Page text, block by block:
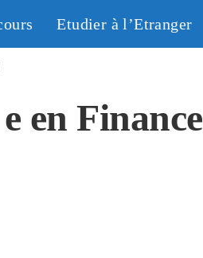
Etudier à l’Etranger
en Finance